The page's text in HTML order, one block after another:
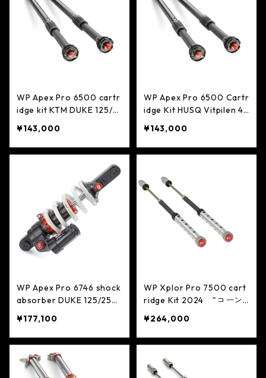
WP Apex Pro 6500 cartr
idge kit KTM DUKE 125/2
¥143,000
WP Apex Pro 6500 Cartr
idge Kit HUSQ Vitpilen 4
¥143,000
WP Apex Pro 6746 shock
absorber DUKE 125/250/
¥177,100
WP Xplor Pro 7500 cart
ridge Kit 2024 "コーン
¥264,000